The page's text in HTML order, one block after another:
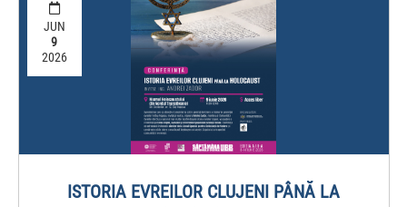
JUN
9
2026
ISTORIA EVREILOR CLUJENI PÂNĂ LA